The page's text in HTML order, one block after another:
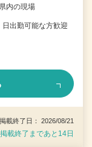
内の現場
出勤可能な方歓迎
終了日： 2026/08/21
掲載終了まであと14日